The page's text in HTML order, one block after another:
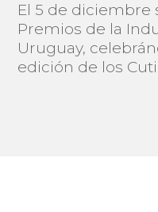
El 5 de diciembre
Premios de la
Uruguay,
edición de los